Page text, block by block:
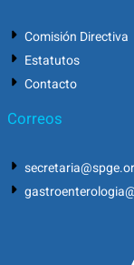
Comisión Directiva
Estatutos
Contacto
Correos